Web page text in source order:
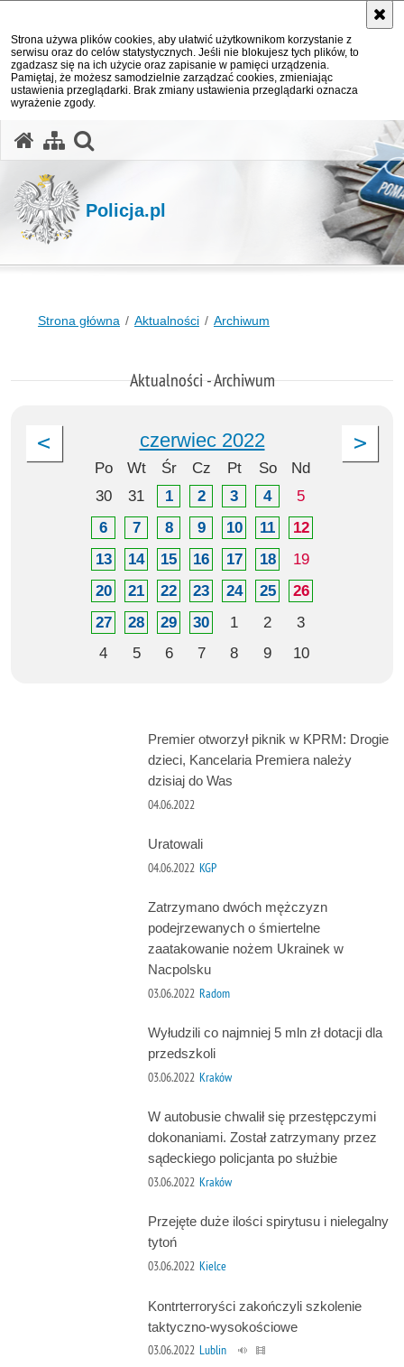
Strona używa plików cookies, aby ułatwić użytkownikom korzystanie z
serwisu oraz do celów statystycznych. Jeśli nie blokujesz tych plików, to
zgadzasz się na ich użycie oraz zapisanie w pamięci urządzenia.
Pamiętaj, że możesz samodzielnie zarządzać cookies, zmieniając
ustawienia przeglądarki. Brak zmiany ustawienia przeglądarki oznacza
wyrażenie zgody.
Policja.pl
Strona główna Aktualności Archiwum
Aktualności - Archiwum
czerwiec 2022
Po Wt Śr Cz Pt So
Nd
30
31 1 2 3 4
5
6
7 8 9 10 11
12
13
14 15 16 17 18
19
20
21 22 23 24 25
26
27
28 29 30 1 2
3
4
5 6 7 8 9 10
Premier otworzył piknik w KPRM: Drogie
dzieci, Kancelaria Premiera należy
dzisiaj do Was
04.06.2022
Uratowali
04.06.2022 KGP
Zatrzymano dwóch mężczyzn
podejrzewanych o śmiertelne
zaatakowanie nożem Ukrainek w
Nacpolsku
03.06.2022 Radom
Wyłudzili co najmniej 5 mln zł dotacji dla
przedszkoli
03.06.2022 Kraków
W autobusie chwalił się przestępczymi
dokonaniami. Został zatrzymany przez
sądeckiego policjanta po służbie
03.06.2022 Kraków
Przejęte duże ilości spirytusu i nielegalny
tytoń
03.06.2022 Kielce
Kontrterroryści zakończyli szkolenie
taktyczno-wysokościowe
03.06.2022 Lublin